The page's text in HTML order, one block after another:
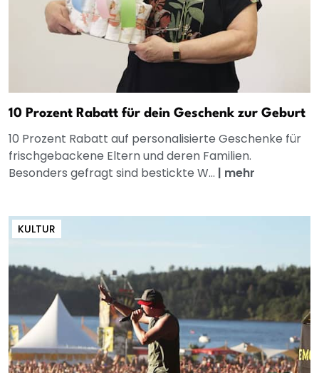
10 Prozent Rabatt für dein Geschenk zur Geburt
10 Prozent Rabatt auf personalisierte Geschenke für
frischgebackene Eltern und deren Familien.
Besonders gefragt sind bestickte W... | mehr
KULTUR